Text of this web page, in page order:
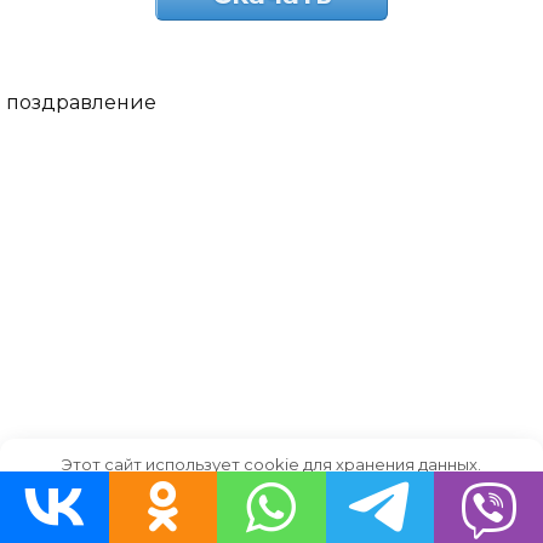
поздравление
Этот сайт использует cookie для хранения данных.
Продолжая использовать сайт, Вы даете свое согласие на
работу с этими файлами.
OK